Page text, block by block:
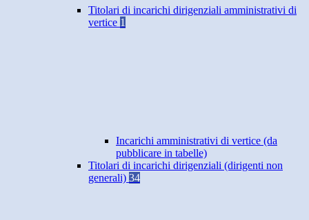
Titolari di incarichi dirigenziali amministrativi di
vertice 1
Incarichi amministrativi di vertice (da
pubblicare in tabelle)
Titolari di incarichi dirigenziali (dirigenti non
generali) 34